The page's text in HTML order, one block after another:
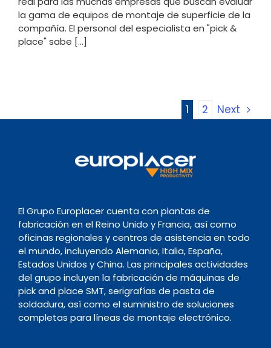
la gama de equipos de montaje de superficie de la
compañía. El personal del especialista en "pick &
place" sabe [...]
1 2 Next
El Grupo Europlacer cuenta con plantas de
fabricación en el Reino Unido y Francia, así como
oficinas regionales y centros de asistencia en todo
el mundo, incluyendo Alemania, Italia, España,
Estados Unidos y China. Las principales actividades
del grupo incluyen la fabricación de máquinas de
pick and place SMT, serigrafías de pasta de
soldadura, así como el suministro de soluciones
completas para líneas de montaje electrónico.